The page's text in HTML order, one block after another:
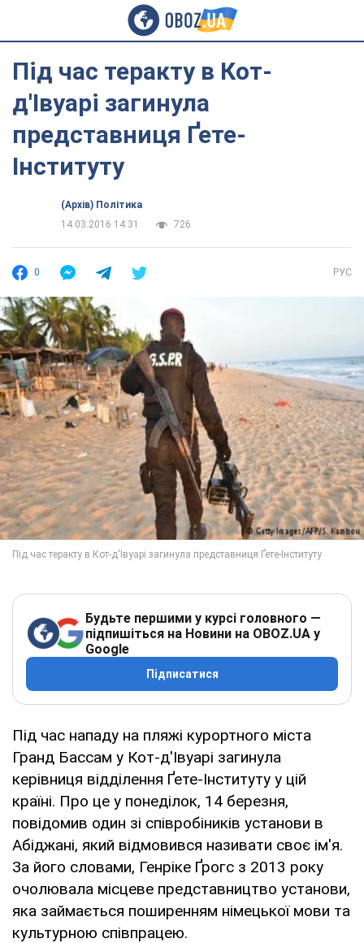
Під час теракту в Кот-
д'Івуарі загинула
представниця Ґете-
Інституту
(Архів) Політика
14.03.2016 14:31
726
0 РУС
Будьте першими у курсі головного —
підпишіться на Новини на OBOZ.UA у
Google
Підписатися
Під час нападу на пляжі курортного міста
Гранд Бассам у Кот-д'Івуарі загинула
керівниця відділення Ґете-Інституту у цій
країні. Про це у понеділок, 14 березня,
повідомив один зі співробіників установи в
Абіджані, який відмовився називати своє ім'я.
За його словами, Генріке Ґрогс з 2013 року
очолювала місцеве представництво установи,
яка займається поширенням німецької мови та
культурною співпрацею.